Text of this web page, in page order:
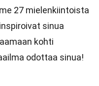
27 mielenkiintoista
sinua
kohti
odottaa sinua!